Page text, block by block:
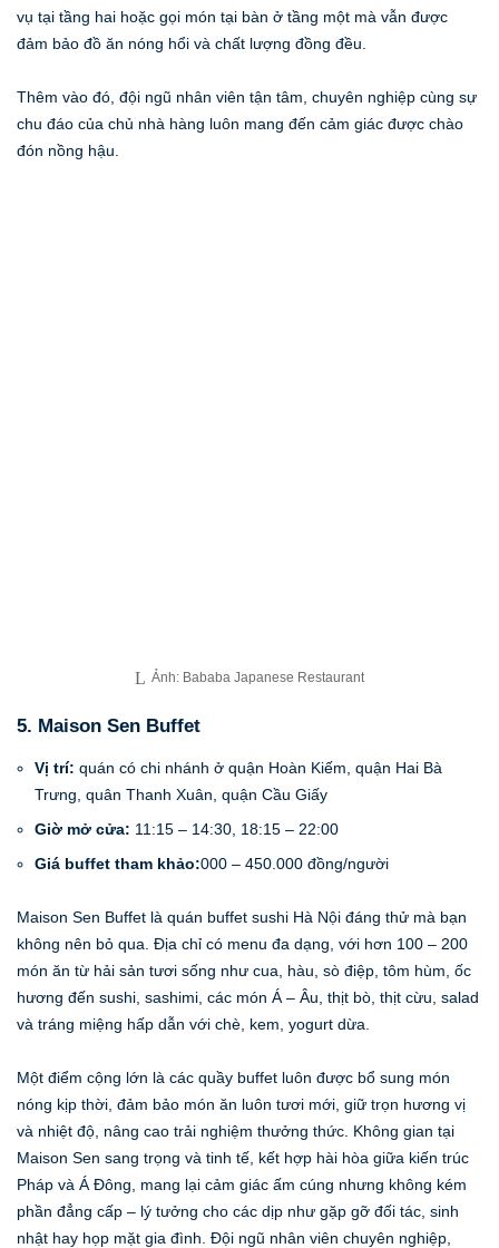
vụ tại tầng hai hoặc gọi món tại bàn ở tầng một mà vẫn được
đảm bảo đồ ăn nóng hổi và chất lượng đồng đều.
Thêm vào đó, đội ngũ nhân viên tận tâm, chuyên nghiệp cùng sự
chu đáo của chủ nhà hàng luôn mang đến cảm giác được chào
đón nồng hậu.
Ảnh: Bababa Japanese Restaurant
5. Maison Sen Buffet
Vị trí: quán có chi nhánh ở quận Hoàn Kiếm, quận Hai Bà
Trưng, quân Thanh Xuân, quận Cầu Giấy
Giờ mở cửa: 11:15 – 14:30, 18:15 – 22:00
Giá buffet tham khảo:000 – 450.000 đồng/người
Maison Sen Buffet là quán buffet sushi Hà Nội đáng thử mà bạn
không nên bỏ qua. Địa chỉ có menu đa dạng, với hơn 100 – 200
món ăn từ hải sản tươi sống như cua, hàu, sò điệp, tôm hùm, ốc
hương đến sushi, sashimi, các món Á – Âu, thịt bò, thịt cừu, salad
và tráng miệng hấp dẫn với chè, kem, yogurt dừa.
Một điểm cộng lớn là các quầy buffet luôn được bổ sung món
nóng kịp thời, đảm bảo món ăn luôn tươi mới, giữ trọn hương vị
và nhiệt độ, nâng cao trải nghiệm thưởng thức. Không gian tại
Maison Sen sang trọng và tinh tế, kết hợp hài hòa giữa kiến trúc
Pháp và Á Đông, mang lại cảm giác ấm cúng nhưng không kém
phần đẳng cấp – lý tưởng cho các dịp như gặp gỡ đối tác, sinh
nhật hay họp mặt gia đình. Đội ngũ nhân viên chuyên nghiệp,